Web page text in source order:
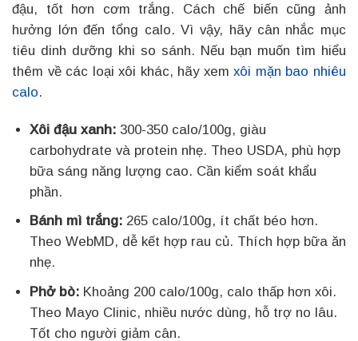
đậu, tốt hơn cơm trắng. Cách chế biến cũng ảnh
hưởng lớn đến tổng calo. Vì vậy, hãy cân nhắc mục
tiêu dinh dưỡng khi so sánh. Nếu bạn muốn tìm hiểu
thêm về các loại xôi khác, hãy xemxôi mặn bao nhiêu
calo.
Xôi đậu xanh:300-350 calo/100g, giàu
carbohydrate và protein nhẹ. Theo USDA, phù hợp
bữa sáng năng lượng cao. Cần kiểm soát khẩu
phần.
Bánh mì trắng:265 calo/100g, ít chất béo hơn.
Theo WebMD, dễ kết hợp rau củ. Thích hợp bữa ăn
nhẹ.
Phở bò:Khoảng 200 calo/100g, calo thấp hơn xôi.
Theo Mayo Clinic, nhiều nước dùng, hỗ trợ no lâu.
Tốt cho người giảm cân.